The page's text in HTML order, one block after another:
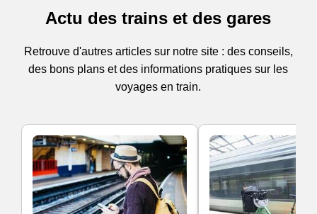
Actu des trains et des gares
Retrouve d'autres articles sur notre site : des conseils,
des bons plans et des informations pratiques sur les
voyages en train.